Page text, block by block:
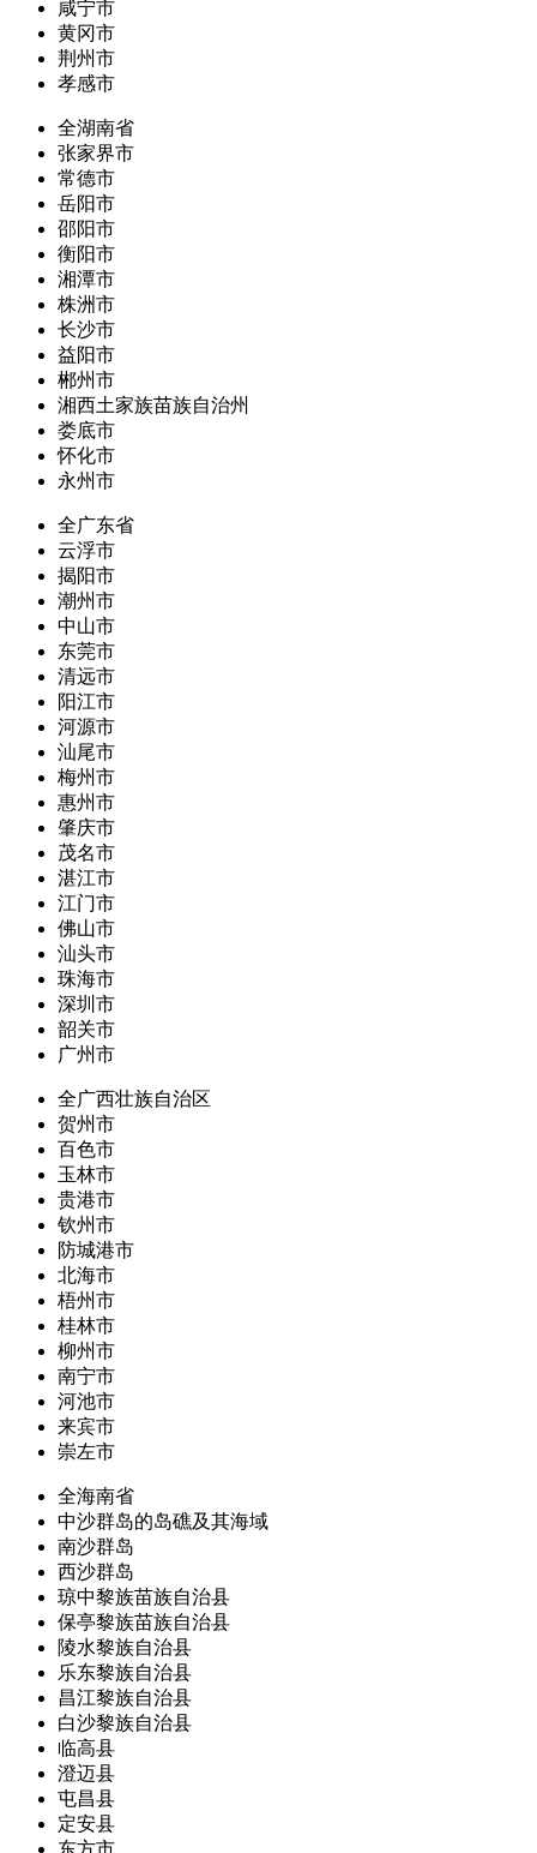
咸宁市
黄冈市
荆州市
孝感市
全湖南省
张家界市
常德市
岳阳市
邵阳市
衡阳市
湘潭市
株洲市
长沙市
益阳市
郴州市
湘西土家族苗族自治州
娄底市
怀化市
永州市
全广东省
云浮市
揭阳市
潮州市
中山市
东莞市
清远市
阳江市
河源市
汕尾市
梅州市
惠州市
肇庆市
茂名市
湛江市
江门市
佛山市
汕头市
珠海市
深圳市
韶关市
广州市
全广西壮族自治区
贺州市
百色市
玉林市
贵港市
钦州市
防城港市
北海市
梧州市
桂林市
柳州市
南宁市
河池市
来宾市
崇左市
全海南省
中沙群岛的岛礁及其海域
南沙群岛
西沙群岛
琼中黎族苗族自治县
保亭黎族苗族自治县
陵水黎族自治县
乐东黎族自治县
昌江黎族自治县
白沙黎族自治县
临高县
澄迈县
屯昌县
定安县
东方市